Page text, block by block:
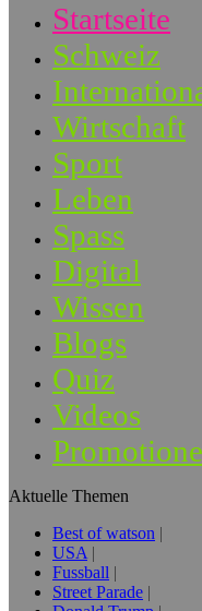
Startseite
Schweiz
Wirtschaft
Sport
Leben
Spass
Digital
Wissen
Blogs
Quiz
Videos
Aktuelle Themen
Best of watson
USA
Fussball
Street Parade